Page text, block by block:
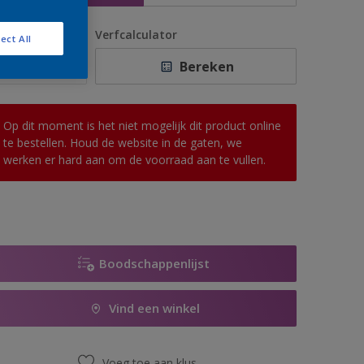
Verfcalculator
Bereken
Op dit moment is het niet mogelijk dit product online
te bestellen. Houd de website in de gaten, we
werken er hard aan om de voorraad aan te vullen.
Boodschappenlijst
Vind een winkel
All